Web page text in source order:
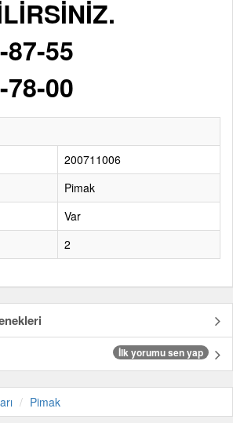
87-55
78-00
200711006
Pimak
Var
2
İlk yorumu sen yap
Pimak